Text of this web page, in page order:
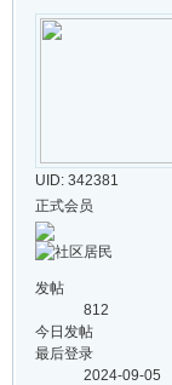
UID: 342381
正式会员
发帖
812
今日发帖
最后登录
2024-09-05